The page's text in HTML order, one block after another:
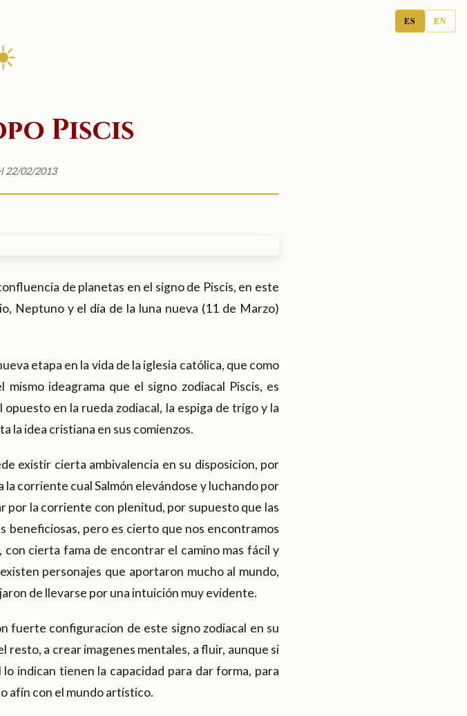
ES EN
Piscis
22/02/2013
de planetas en el signo de Piscis, en este
Neptuno y el día de la luna nueva (11 de Marzo)
etapa en la vida de la iglesia católica, que como
ideagrama que el signo zodiacal Piscis, es
en la rueda zodiacal, la espiga de trigo y la
la idea cristiana en sus comienzos.
existir cierta ambivalencia en su disposicion, por
corriente cual Salmón elevándose y luchando por
por la corriente con plenitud, por supuesto que las
beneficiosas, pero es cierto que nos encontramos
con cierta fama de encontrar el camino mas fácil y
personajes que aportaron mucho al mundo,
de llevarse por una intuición muy evidente.
fuerte configuracion de este signo zodiacal en su
resto, a crear imagenes mentales, a fluir, aunque si
indican tienen la capacidad para dar forma, para
afín con el mundo artístico.